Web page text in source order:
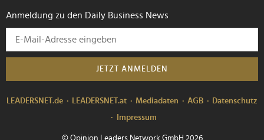
Anmeldung zu den Daily Business News
JETZT ANMELDEN
LEADERSNET.de LEADERSNET.at Mediadaten AGB
Datenschutz
Impressum